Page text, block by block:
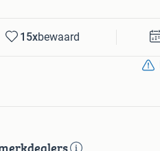
15xbewaard